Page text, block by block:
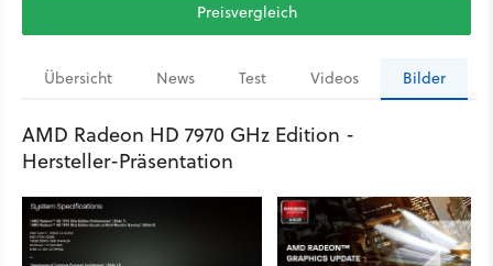
Preisvergleich
Übersicht News Test Videos Bilder
AMD Radeon HD 7970 GHz Edition -
Hersteller-Präsentation